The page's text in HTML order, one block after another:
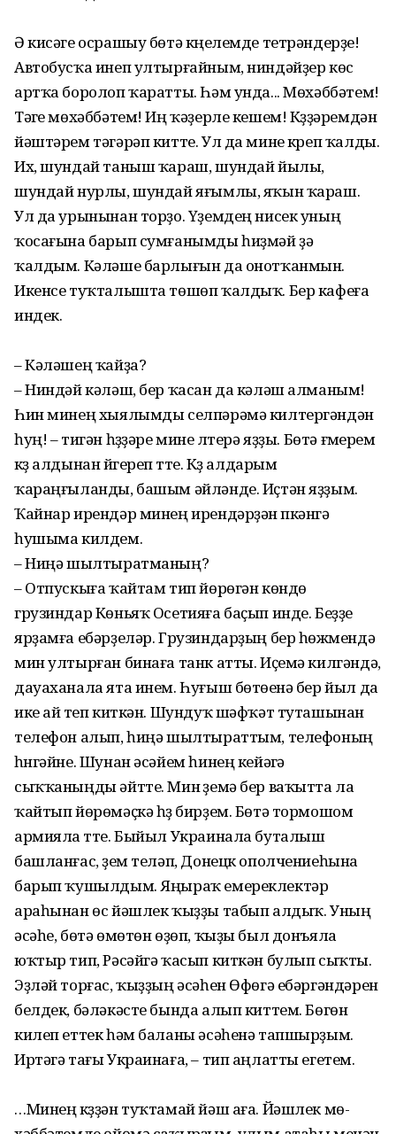
Ә кисәге осрашыу бөтә күңелемде тетрән­дер­ҙе!
Автобусҡа инеп ултырғайным, ниндәйҙер көс
артҡа боролоп ҡаратты. Һәм унда... Мөхәббәтем!
Тәүге мөхәббәтем! Иң ҡәҙерле кешем! Күҙҙәремдән
йәштәрем тәгәрәп китте. Ул да мине күреп ҡалды.
Их, шундай таныш ҡараш, шундай йылы,
шундай нурлы, шундай яғымлы, яҡын ҡараш.
Ул да урынынан торҙо. Үҙемдең нисек уның
ҡосағына барып сумғанымды һиҙмәй ҙә
ҡалдым. Кәләше барлығын да онотҡанмын.
Икенсе туҡталышта төшөп ҡалдыҡ. Бер кафеға
индек.
– Кәләшең ҡайҙа?
– Ниндәй кәләш, бер ҡасан да кәләш алманым!
Һин минең хыялымды селпәрәмә килтергәндән
һуң! – тигән һүҙҙәре мине үлтерә яҙҙы. Бөтә ғүмерем
күҙ алдынан йүгереп үтте. Күҙ ал­дарым
ҡараңғыланды, башым әйләнде. Иҫтән яҙҙым.
Ҡайнар ирендәр минең ирендәрҙән үпкәнгә
һушыма килдем.
– Ниңә шылтыратманың?
– Отпускыға ҡайтам тип йөрөгән көндө
грузиндар Көньяҡ Осетияға баҫып инде. Беҙҙе
ярҙамға ебәрҙеләр. Грузиндарҙың бер һөжүмендә
мин ултырған бинаға танк атты. Иҫемә килгәндә,
дауаханала ята инем. Һуғыш бөтөүенә бер йыл да
ике ай үтеп киткән. Шундуҡ шәфҡәт туташынан
телефон алып, һиңә шылтыраттым, телефоның
һүнгәйне. Шунан әсәйем һинең кейәүгә
сыҡҡаныңды әйтте. Мин үҙемә бер ваҡытта ла
ҡайтып йөрөмәҫкә һүҙ бирҙем. Бөтә тормошом
армияла үтте. Быйыл Украинала буталыш
башланғас, үҙем теләп, Донецк ополчениеһына
барып ҡушылдым. Яңыраҡ емереклектәр
араһынан өс йәшлек ҡыҙҙы табып алдыҡ. Уның
әсәһе, бөтә өмөтөн өҙөп, ҡыҙы был донъяла
юҡтыр тип, Рәсәйгә ҡасып киткән булып сыҡты.
Эҙләй торғас, ҡыҙҙың әсәһен Өфөгә ебәргәндәрен
белдек, бәләкәсте бында алып киттем. Бөгөн
килеп еттек һәм баланы әсәһенә тапшыр­ҙым.
Иртәгә тағы Украинаға, – тип аңлатты егетем.
…Минең күҙҙән туҡтамай йәш аға. Йәшлек мө­